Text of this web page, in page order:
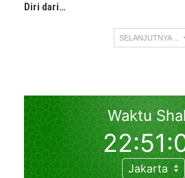
Diri dari…
SELANJUTNYA ...